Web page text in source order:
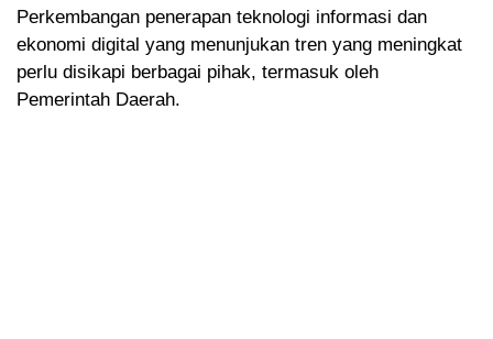
Perkembangan penerapan teknologi informasi dan
ekonomi digital yang menunjukan tren yang meningkat
perlu disikapi berbagai pihak, termasuk oleh
Pemerintah Daerah.